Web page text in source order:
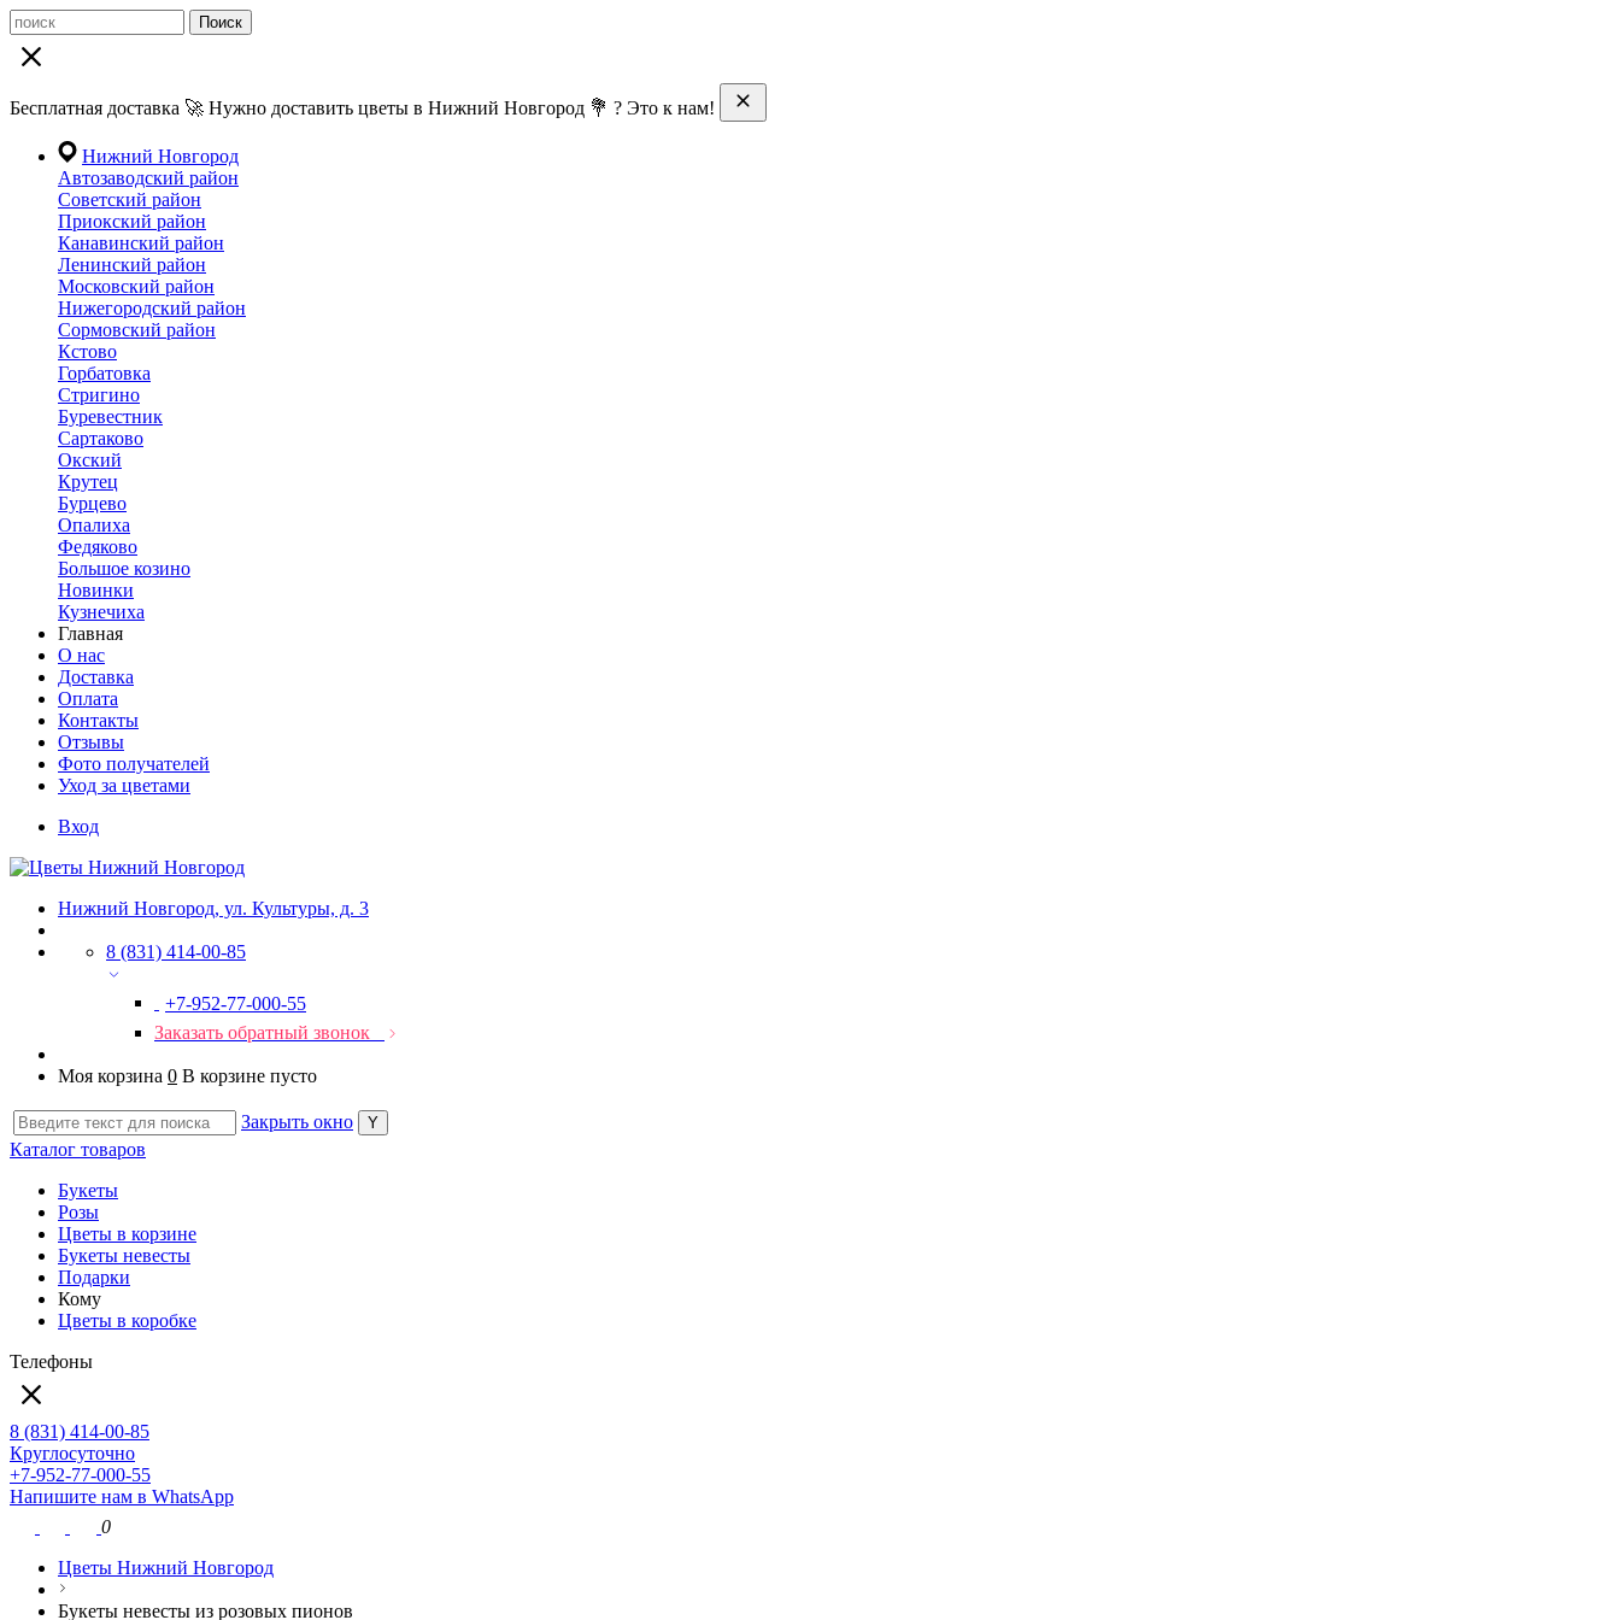
Поиск
Бесплатная доставка 🚀 Нужно доставить цветы в Нижний Новгород 💐 ? Это к нам!
Нижний Новгород
Автозаводский район
Советский район
Приокский район
Канавинский район
Ленинский район
Московский район
Нижегородский район
Сормовский район
Кстово
Горбатовка
Стригино
Буревестник
Сартаково
Окский
Крутец
Бурцево
Опалиха
Федяково
Большое козино
Новинки
Кузнечиха
Главная
О нас
Доставка
Оплата
Контакты
Отзывы
Фото получателей
Уход за цветами
Вход
Нижний Новгород, ул. Культуры, д. 3
8 (831) 414-00-85
+7-952-77-000-55
Заказать обратный звонок
Моя корзина 0 В корзине пусто
Закрыть окно
Каталог товаров
Букеты
Розы
Цветы в корзине
Букеты невесты
Подарки
Кому
Цветы в коробке
Телефоны
8 (831) 414-00-85
Круглосуточно
+7-952-77-000-55
Напишите нам в WhatsApp
0
Цветы Нижний Новгород
Букеты невесты из розовых пионов